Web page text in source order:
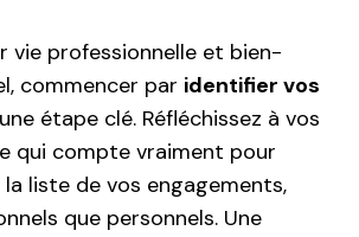
vie professionnelle et bien-
commencer par identifier vos
étape clé. Réfléchissez à vos
qui compte vraiment pour
la liste de vos engagements,
que personnels. Une